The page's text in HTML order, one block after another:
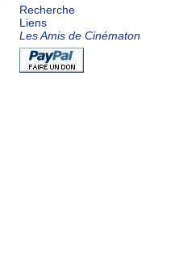
Recherche
Liens
Les Amis de Cinématon